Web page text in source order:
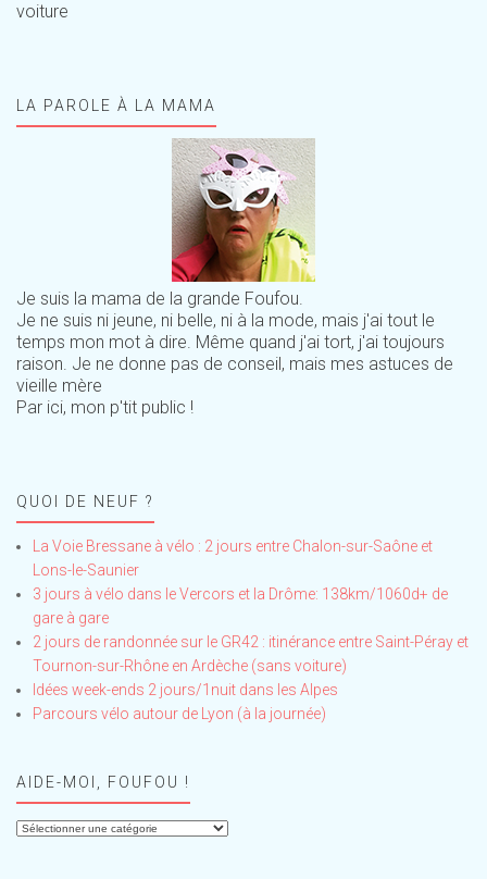
voiture
LA PAROLE À LA MAMA
Je suis la mama de la grande Foufou.
Je ne suis ni jeune, ni belle, ni à la mode, mais j'ai tout le
temps mon mot à dire. Même quand j'ai tort, j'ai toujours
raison. Je ne donne pas de conseil, mais mes astuces de
vieille mère
Par ici, mon p'tit public !
QUOI DE NEUF ?
La Voie Bressane à vélo : 2 jours entre Chalon-sur-Saône et
Lons-le-Saunier
3 jours à vélo dans le Vercors et la Drôme: 138km/1060d+ de
gare à gare
2 jours de randonnée sur le GR42 : itinérance entre Saint-Péray et
Tournon-sur-Rhône en Ardèche (sans voiture)
Idées week-ends 2 jours/1nuit dans les Alpes
Parcours vélo autour de Lyon (à la journée)
AIDE-MOI, FOUFOU !
Aide-